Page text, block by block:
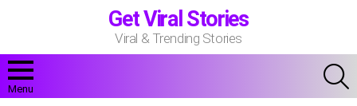
Get Viral Stories
Viral & Trending Stories
Menu